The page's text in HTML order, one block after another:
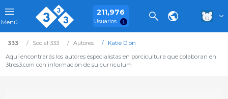
Menú
211,976
Usuarios
333 Social 333 Autores
Katie Dion
Aquí encontrarás los autores especialistas en porcicultura que colaboran en
3tres3.com con información de su currículum